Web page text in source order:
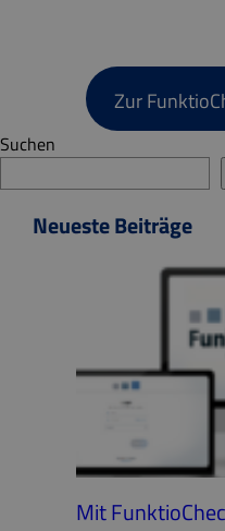
Zur
Suchen
Neueste Beiträge
Mit